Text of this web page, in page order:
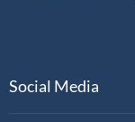
Social Media